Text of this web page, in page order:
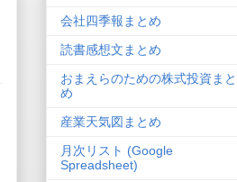
会社四季報まとめ
読書感想文まとめ
おまえらのための株式投資まと
め
産業天気図まとめ
月次リスト (Google
Spreadsheet)